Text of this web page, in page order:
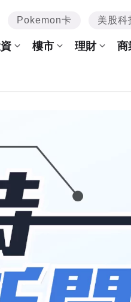
Pokemon卡 美股科
樓市 理財 商